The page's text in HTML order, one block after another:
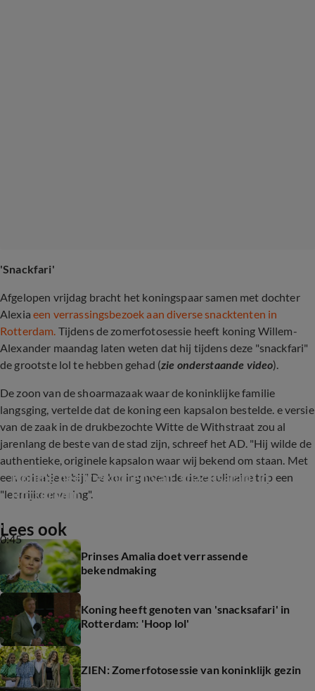
'Snackfari'
Afgelopen vrijdag bracht het koningspaar samen met dochter
Alexiaeen verrassingsbezoek aan diverse snacktenten in
Rotterdam. Tijdens de zomerfotosessie heeft koning Willem-
Alexander maandag laten weten dat hij tijdens deze "snackfari"
de grootste lol te hebben gehad (zie onderstaande video).
De zoon van de shoarmazaak waar de koninklijke familie
langsging, vertelde dat de koning een kapsalon bestelde. e versie
van de zaak in de drukbezochte Witte de Withstraat zou al
jarenlang de beste van de stad zijn, schreef het AD. "Hij wilde de
authentieke, originele kapsalon waar wij bekend om staan. Met
een colaatje erbij." De koning noemde deze culinaire trip een
"leerrijke ervaring".
0:45
Koning heeft genoten van 'snacksafari' in
Rotterdam
Lees ook
Prinses Amalia doet verrassende
bekendmaking
Koning heeft genoten van 'snacksafari' in
Rotterdam: 'Hoop lol'
ZIEN: Zomerfotosessie van koninklijk gezin